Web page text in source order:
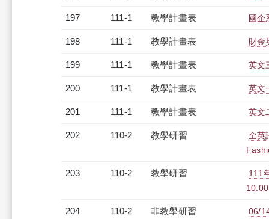
197 111-1 教學計畫表 國企
198 111-1 教學計畫表 財金
199 111-1 教學計畫表 英文
200 111-1 教學計畫表 英文
201 111-1 教學計畫表 英文
202 110-2 教學研習
全英
203 110-2 教學研習
111
204 110-2 非教學研習
06/